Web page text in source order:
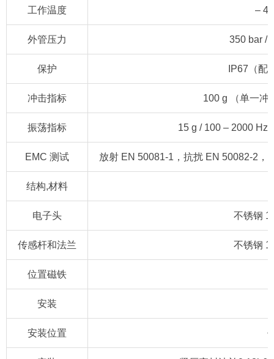
工作温度 –
外管压力 350 bar /
保护 IP67（配
冲击指标 100 g （单一冲
振荡指标 15 g / 100 – 2000 Hz
EMC 测试 放射 EN 50081-1，抗扰 EN 50082-2，
结构,材料
电子头 不锈钢
传感杆和法兰 不锈钢
位置磁铁
安装
安装位置